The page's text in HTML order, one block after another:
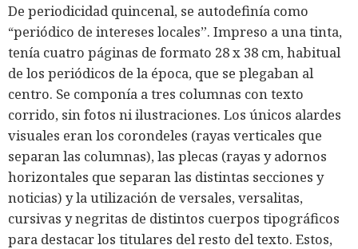
De periodicidad quincenal, se autodefinía como
“periódico de intereses locales”. Impreso a una tinta,
tenía cuatro páginas de formato 28 x 38 cm, habitual
de los periódicos de la época, que se plegaban al
centro. Se componía a tres columnas con texto
corrido, sin fotos ni ilustraciones. Los únicos alardes
visuales eran los corondeles (rayas verticales que
separan las columnas), las plecas (rayas y adornos
horizontales que separan las distintas secciones y
noticias) y la utilización de versales, versalitas,
cursivas y negritas de distintos cuerpos tipográficos
para destacar los titulares del resto del texto. Estos,